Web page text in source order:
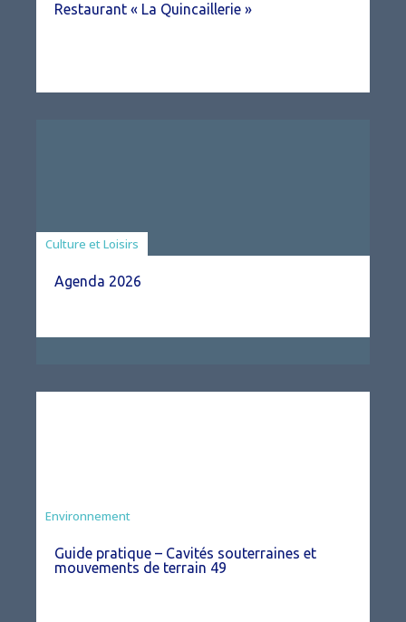
Restaurant « La Quincaillerie »
Associations
Culture et Loisirs
Agenda 2026
Environnement
Guide pratique – Cavités souterraines et
mouvements de terrain 49